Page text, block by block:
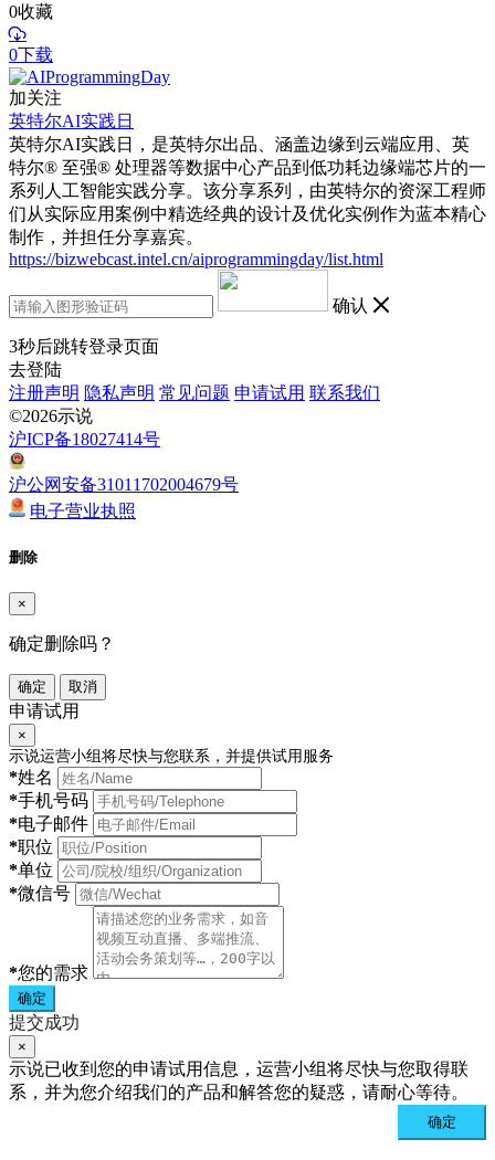
0收藏
0下载
加关注
英特尔AI实践日
英特尔AI实践日，是英特尔出品、涵盖边缘到云端应用、英
特尔® 至强® 处理器等数据中心产品到低功耗边缘端芯片的一
系列人工智能实践分享。该分享系列，由英特尔的资深工程师
们从实际应用案例中精选经典的设计及优化实例作为蓝本精心
制作，并担任分享嘉宾。
https://bizwebcast.intel.cn/aiprogrammingday/list.html
确认
3秒后跳转登录页面
去登陆
注册声明 隐私声明 常见问题 申请试用 联系我们
©2026示说
沪ICP备18027414号
沪公网安备31011702004679号
电子营业执照
删除
×
确定删除吗？
确定 取消
申请试用
×
示说运营小组将尽快与您联系，并提供试用服务
*姓名
*手机号码
*电子邮件
*职位
*单位
*微信号
*您的需求
确定
提交成功
×
示说已收到您的申请试用信息，运营小组将尽快与您取得联
系，并为您介绍我们的产品和解答您的疑惑，请耐心等待。
确定